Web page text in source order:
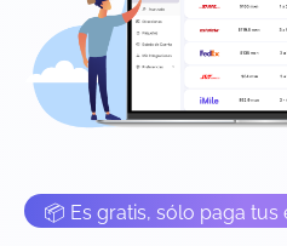
📦 Es gratis, sólo paga tus